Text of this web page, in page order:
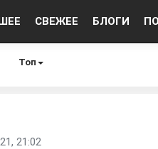
СВЕЖЕЕ БЛОГИ
Топ
21:02